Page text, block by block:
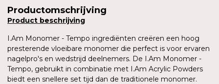
Productomschrijving
Product beschrijving
I.Am Monomer - Tempo ingrediënten creëren een hoog
presterende vloeibare monomer die perfect is voor ervaren
nagelpro's en wedstrijd deelnemers. De I.Am Monomer -
Tempo, gebruikt in combinatie met I.Am Acrylic Powders
biedt een snellere set tijd dan de traditionele monomer.